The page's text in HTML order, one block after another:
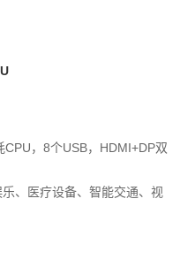
，8个USB，HDMI+DP双
、医疗设备、智能交通、视